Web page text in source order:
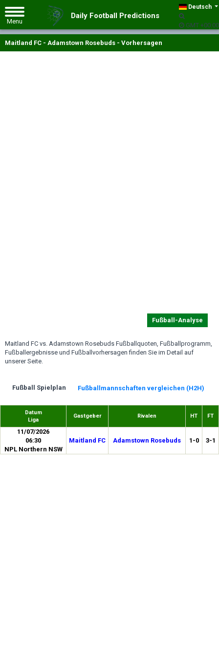
Deutsch
GMT +00:00
Daily Football Predictions
Maitland FC - Adamstown Rosebuds - Vorhersagen
Fußball-Analyse
Maitland FC vs. Adamstown Rosebuds Fußballquoten, Fußballprogramm,
Fußballergebnisse und Fußballvorhersagen finden Sie im Detail auf
unserer Seite.
Fußball Spielplan Fußballmannschaften vergleichen (H2H)
Datum
Liga
Gastgeber Rivalen HT FT
11/07/2026
06:30
NPL Northern NSW
Maitland FC Adamstown Rosebuds 1-0 3-1